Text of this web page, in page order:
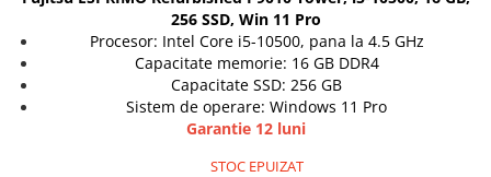
Hard Disk-uri Desktop
Memorii PC
Procesoare
Placi video
256 SSD, Win 11 Pro
Procesor: Intel Core i5-10500, pana la 4.5 GHz
Capacitate memorie: 16 GB DDR4
Capacitate SSD: 256 GB
Sistem de operare: Windows 11 Pro
Garantie 12 luni
STOC EPUIZAT